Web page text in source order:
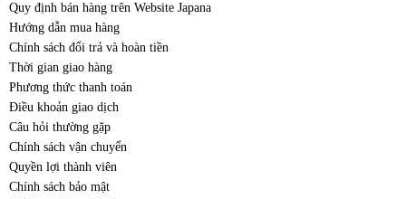
Quy định bán hàng trên Website Japana
Hướng dẫn mua hàng
Chính sách đổi trả và hoàn tiền
Thời gian giao hàng
Phương thức thanh toán
Điều khoản giao dịch
Câu hỏi thường gặp
Chính sách vận chuyển
Quyền lợi thành viên
Chính sách bảo mật